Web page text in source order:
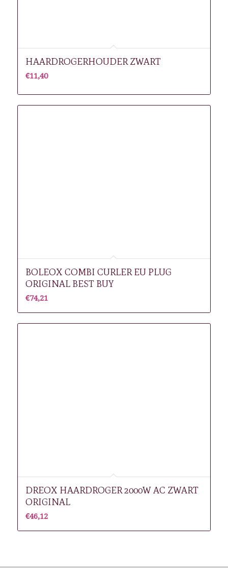
HAARDROGERHOUDER ZWART
€11,40
BOLEOX COMBI CURLER EU PLUG
ORIGINAL BEST BUY
€74,21
DREOX HAARDROGER 2000W AC ZWART
ORIGINAL
€46,12